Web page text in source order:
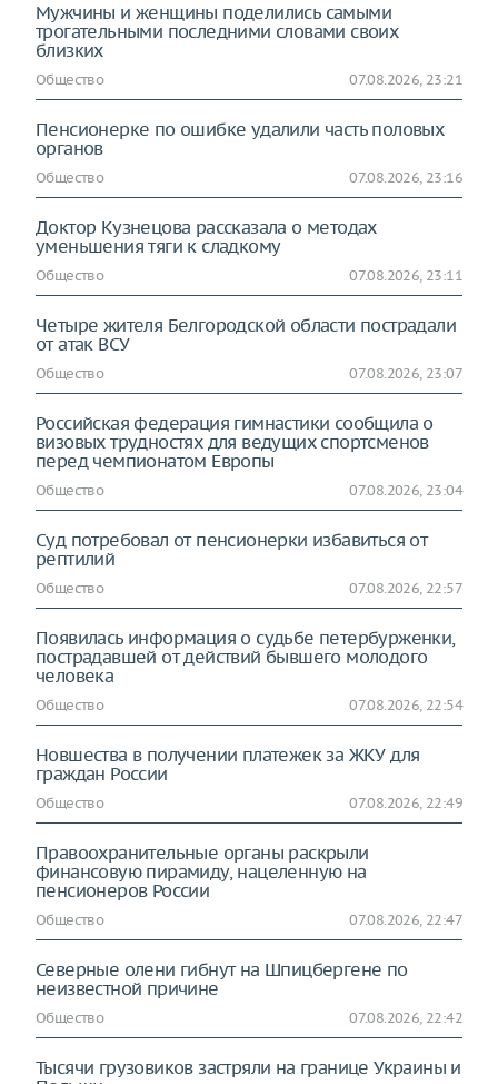
Мужчины и женщины поделились самыми
трогательными последними словами своих
близких
Общество 07.08.2026, 23:21
Пенсионерке по ошибке удалили часть половых
органов
Общество 07.08.2026, 23:16
Доктор Кузнецова рассказала о методах
уменьшения тяги к сладкому
Общество 07.08.2026, 23:11
Четыре жителя Белгородской области пострадали
от атак ВСУ
Общество 07.08.2026, 23:07
Российская федерация гимнастики сообщила о
визовых трудностях для ведущих спортсменов
перед чемпионатом Европы
Общество 07.08.2026, 23:04
Суд потребовал от пенсионерки избавиться от
рептилий
Общество 07.08.2026, 22:57
Появилась информация о судьбе петербурженки,
пострадавшей от действий бывшего молодого
человека
Общество 07.08.2026, 22:54
Новшества в получении платежек за ЖКУ для
граждан России
Общество 07.08.2026, 22:49
Правоохранительные органы раскрыли
финансовую пирамиду, нацеленную на
пенсионеров России
Общество 07.08.2026, 22:47
Северные олени гибнут на Шпицбергене по
неизвестной причине
Общество 07.08.2026, 22:42
Тысячи грузовиков застряли на границе Украины и